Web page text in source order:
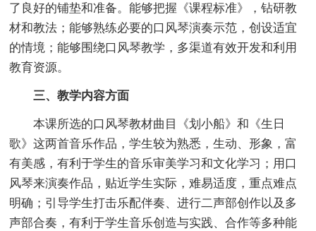
了良好的铺垫和准备。能够把握《课程标准》，钻研教
材和教法；能够熟练必要的口风琴演奏示范，创设适宜
的情境；能够围绕口风琴教学，多渠道有效开发和利用
教育资源。
三、教学内容方面
本课所选的口风琴教材曲目《划小船》和《生日
歌》这两首音乐作品，学生较为熟悉，生动、形象，富
有美感，有利于学生的音乐审美学习和文化学习；用口
风琴来演奏作品，贴近学生实际，难易适度，重点难点
明确；引导学生打击乐配伴奏、进行二声部创作以及多
声部合奏，有利于学生音乐创造与实践、合作等多种能